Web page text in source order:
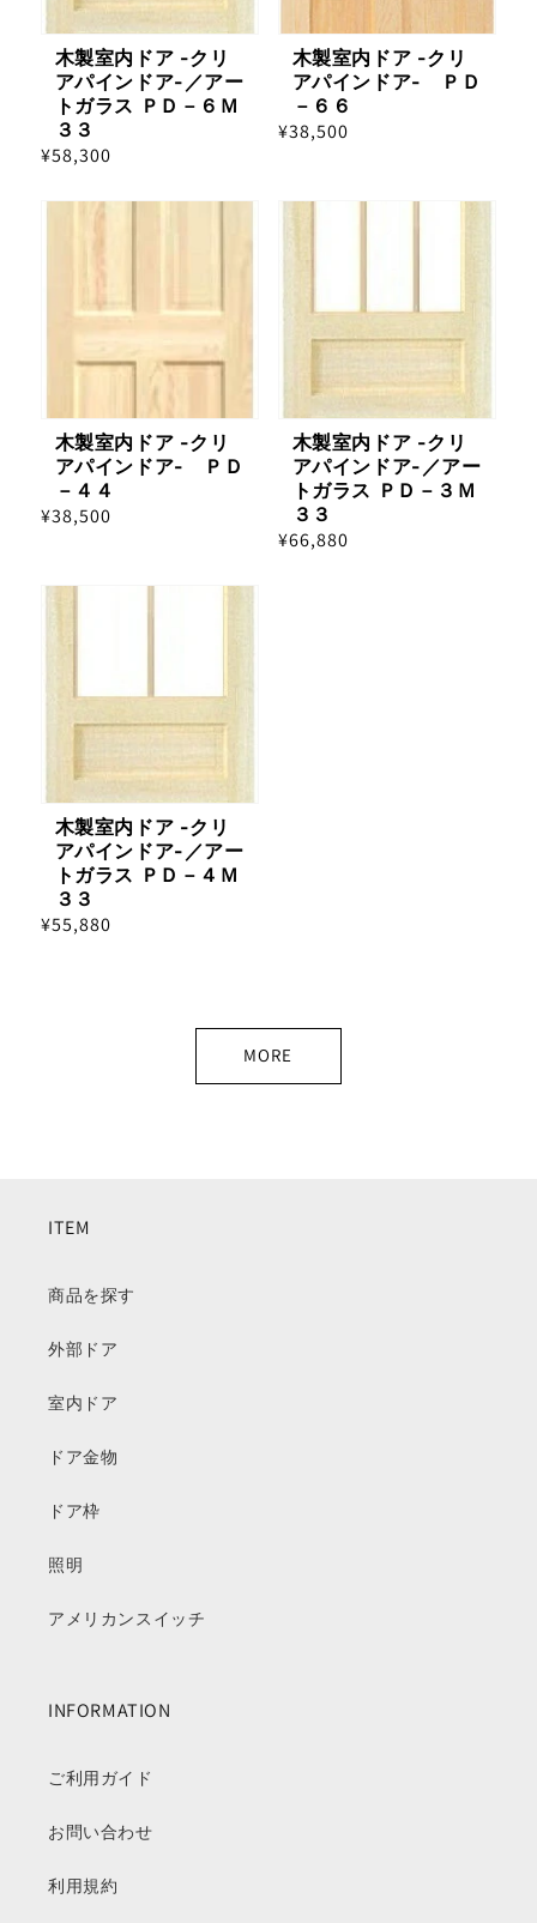
木製室内ドア -クリ
アパインドア-／アー
トガラス ＰＤ－６Ｍ
３３
通
¥58,300
木製室内ドア -クリ
アパインドア- ＰＤ
－６６
通
¥38,500
木製室内ドア -クリ
アパインドア- ＰＤ
－４４
通
¥38,500
木製室内ドア -クリ
アパインドア-／アー
トガラス ＰＤ－３Ｍ
３３
通
¥66,880
木製室内ドア -クリ
アパインドア-／アー
トガラス ＰＤ－４Ｍ
３３
通
¥55,880
MORE
ITEM
商品を探す
外部ドア
室内ドア
ドア金物
ドア枠
照明
アメリカンスイッチ
INFORMATION
ご利用ガイド
お問い合わせ
利用規約